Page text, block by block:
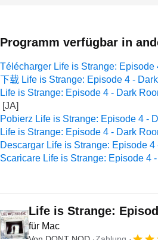
Programm verfügbar in
Télécharger Life is Strange: Episode
下载 Life is Strange: Episode 4 -
Life is Strange: Episode 4 - Dark
Pobierz Life is Strange: Episode 4 -
Life is Strange: Episode 4 - Dark
Descargar Life is Strange: Episode 4
Scaricare Life is Strange: Episode 4
Life is Strange:
für Mac